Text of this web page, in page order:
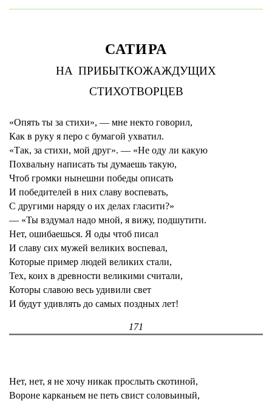
САТИРА
НА ПРИБЫТКОЖАЖДУЩИХ
СТИХОТВОРЦЕВ
«Опять ты за стихи», — мне некто говорил,
Как в руку я перо с бумагой ухватил.
«Так, за стихи, мой друг». — «Не оду ли какую
Похвальну написать ты думаешь такую,
Чтоб громки нынешни победы описать
И победителей в них славу воспевать,
С другими наряду о их делах гласити?»
— «Ты вздумал надо мной, я вижу, подшутити.
Нет, ошибаешься. Я оды чтоб писал
И славу сих мужей великих воспевал,
Которые пример людей великих стали,
Тех, коих в древности великими считали,
Которы славою весь удивили свет
И будут удивлять до самых поздных лет!
171
Нет, нет, я не хочу никак прослыть скотиной,
Вороне карканьем не петь свист соловьиный,